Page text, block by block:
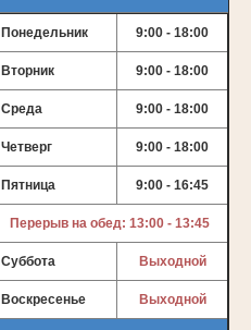
Понедельник 9:00 - 18:00
Вторник 9:00 - 18:00
Среда 9:00 - 18:00
Четверг 9:00 - 18:00
Пятница 9:00 - 16:45
Перерыв на обед: 13:00 - 13:45
Суббота Выходной
Воскресенье Выходной